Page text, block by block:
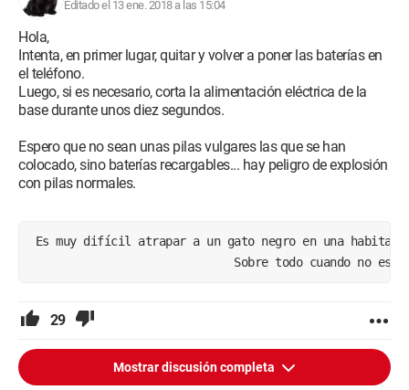
Editado el 13 ene. 2018 a las 15:04
Hola,
Intenta, en primer lugar, quitar y volver a poner las baterías en
el teléfono.
Luego, si es necesario, corta la alimentación eléctrica de la
base durante unos diez segundos.
Espero que no sean unas pilas vulgares las que se han
colocado, sino baterías recargables... hay peligro de explosión
con pilas normales.
Es muy difícil atrapar a un gato negro en una
Sobre todo cuando no está
29
Mostrar discusión completa